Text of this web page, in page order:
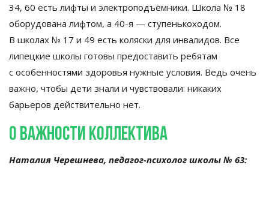
34, 60 есть лифты и электроподъёмники. Школа № 18
оборудована лифтом, а 40-я — ступенькоходом.
В школах № 17 и 49 есть коляски для инвалидов. Все
липецкие школы готовы предоставить ребятам
с особенностями здоровья нужные условия. Ведь очень
важно, чтобы дети знали и чувствовали: никаких
барьеров действительно нет.
О важности коллектива
Наталия Черешнева, педагог-психолог школы № 63: